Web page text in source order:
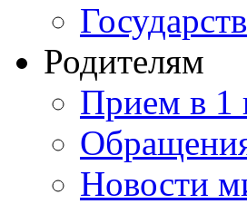
Родителям
Прием в 1
Новости